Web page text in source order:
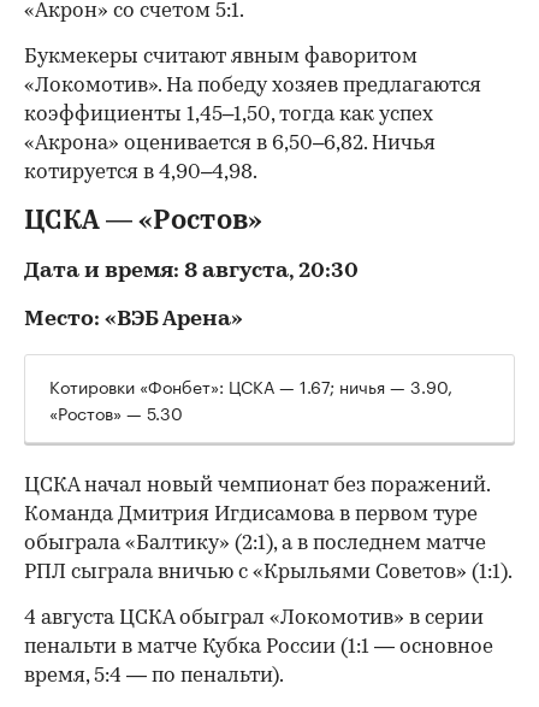
«Акрон» со счетом 5:1.
Букмекеры считают явным фаворитом
«Локомотив». На победу хозяев предлагаются
коэффициенты 1,45–1,50, тогда как успех
«Акрона» оценивается в 6,50–6,82. Ничья
котируется в 4,90–4,98.
ЦСКА — «Ростов»
Дата и время: 8 августа, 20:30
Место: «ВЭБ Арена»
Котировки «Фонбет»: ЦСКА — 1.67; ничья — 3.90,
«Ростов» — 5.30
ЦСКА начал новый чемпионат без поражений.
Команда Дмитрия Игдисамова в первом туре
обыграла «Балтику» (2:1), а в последнем матче
РПЛ сыграла вничью с «Крыльями Советов» (1:1).
4 августа ЦСКА обыграл «Локомотив» в серии
пенальти в матче Кубка России (1:1 — основное
время, 5:4 — по пенальти).